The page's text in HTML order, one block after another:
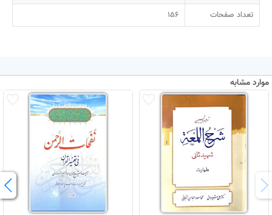
تعداد صفحات
156
موارد مشابه